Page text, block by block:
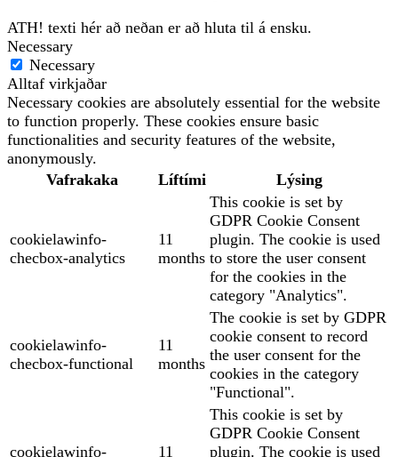
ATH! texti hér að neðan er að hluta til á ensku.
Necessary
Necessary
Alltaf virkjaðar
Necessary cookies are absolutely essential for the website
to function properly. These cookies ensure basic
functionalities and security features of the website,
anonymously.
Vafrakaka
Líftími Lýsing
cookielawinfo-
checbox-analytics
11
months
This cookie is set by
GDPR Cookie Consent
plugin. The cookie is used
to store the user consent
for the cookies in the
category "Analytics".
cookielawinfo-
checbox-functional
11
months
The cookie is set by GDPR
cookie consent to record
the user consent for the
cookies in the category
"Functional".
cookielawinfo- 11
This cookie is set by
GDPR Cookie Consent
plugin. The cookie is used